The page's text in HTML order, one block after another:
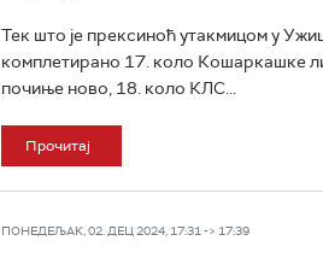
Тек што је прексиноћ утакмицом у
комплетирано 17. коло Кошаркашке
почиње ново, 18. коло КЛС...
Прочитај
ПОНЕДЕЉАК, 02. ДЕЦ 2024, 17:31 -> 17:39